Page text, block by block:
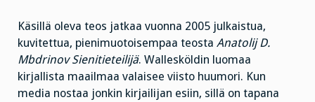
Käsillä oleva teos jatkaa vuonna 2005 julkaistua,
kuvitettua, pienimuotoisempaa teosta Anatolij D.
Mbdrinov Sienitieteilijä. Wallesköldin luomaa
kirjallista maailmaa valaisee viisto huumori. Kun
media nostaa jonkin kirjailijan esiin, sillä on tapana